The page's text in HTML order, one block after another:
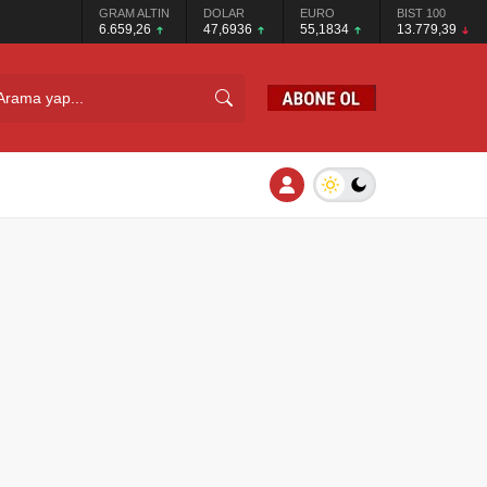
GRAM ALTIN
6.659,26
DOLAR
47,6936
EURO
55,1834
BIST 100
13.779,39